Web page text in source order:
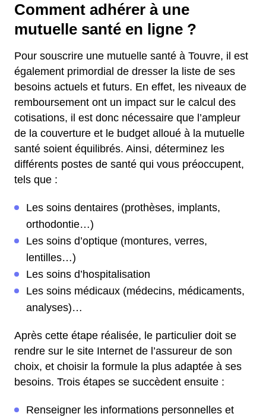
Comment adhérer à une
mutuelle santé en ligne ?
Pour souscrire une mutuelle santé à Touvre, il est
également primordial de dresser la liste de ses
besoins actuels et futurs. En effet, les niveaux de
remboursement ont un impact sur le calcul des
cotisations, il est donc nécessaire que l’ampleur
de la couverture et le budget alloué à la mutuelle
santé soient équilibrés. Ainsi, déterminez les
différents postes de santé qui vous préoccupent,
tels que :
Les soins dentaires (prothèses, implants,
orthodontie…)
Les soins d’optique (montures, verres,
lentilles…)
Les soins d’hospitalisation
Les soins médicaux (médecins, médicaments,
analyses)…
Après cette étape réalisée, le particulier doit se
rendre sur le site Internet de l’assureur de son
choix, et choisir la formule la plus adaptée à ses
besoins. Trois étapes se succèdent ensuite :
Renseigner les informations personnelles et